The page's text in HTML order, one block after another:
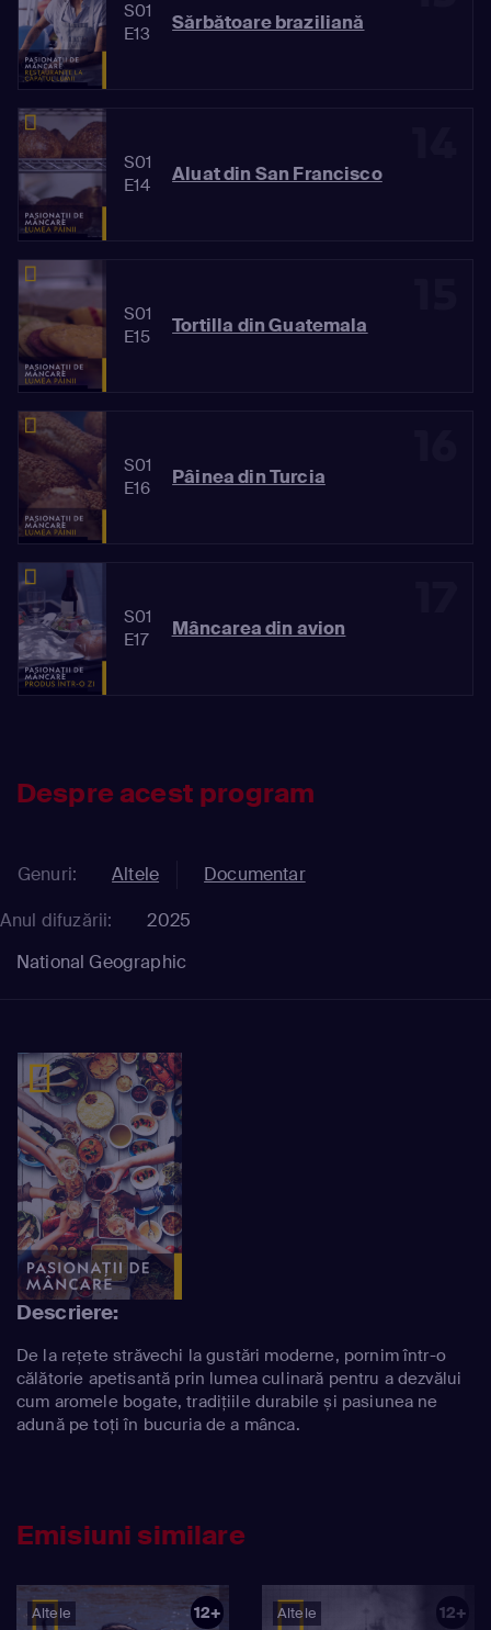
S01
E13
Sărbătoare braziliană
S01
E14
Aluat din San Francisco
S01
E15
Tortilla din Guatemala
S01
E16
Pâinea din Turcia
S01
E17
Mâncarea din avion
Despre acest program
Genuri: Altele
Documentar
Anul difuzării:
2025
National Geographic
Descriere:
De la rețete străvechi la gustări moderne, pornim într-o
călătorie apetisantă prin lumea culinară pentru a dezvălui
cum aromele bogate, tradițiile durabile și pasiunea ne
adună pe toți în bucuria de a mânca.
Emisiuni similare
Altele
12+
Altele
12+